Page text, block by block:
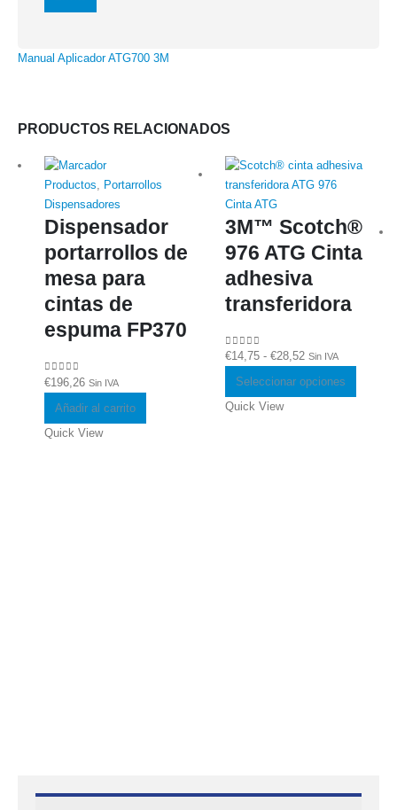
Manual Aplicador ATG700 3M
PRODUCTOS RELACIONADOS
Productos, Portarrollos
Dispensadores
Dispensador
portarrollos de
mesa para
cintas de
espuma FP370
0out of 5
€196,26 Sin IVA
Añadir al carrito
Quick View
Cinta ATG
3M™ Scotch®
976 ATG Cinta
adhesiva
transferidora
0out of 5
€14,75 - €28,52Rango
Sin IVA
Seleccionar opciones
Quick View